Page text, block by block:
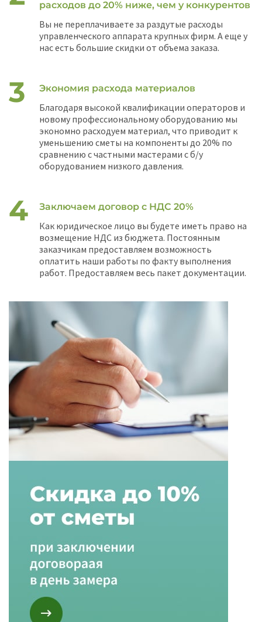
расходов до 20% ниже, чем у конкурентов
Вы не переплачиваете за раздутые расходы
управленческого аппарата крупных фирм. А еще у
нас есть большие скидки от объема заказа.
Экономия расхода материалов
Благодаря высокой квалификации операторов и
новому профессиональному оборудованию мы
экономно расходуем материал, что приводит к
уменьшению сметы на компоненты до 20% по
сравнению с частными мастерами с б/у
оборудованием низкого давления.
Заключаем договор с НДС 20%
Как юридическое лицо вы будете иметь право на
возмещение НДС из бюджета. Постоянным
заказчикам предоставляем возможность
оплатить наши работы по факту выполнения
работ. Предоставляем весь пакет документации.